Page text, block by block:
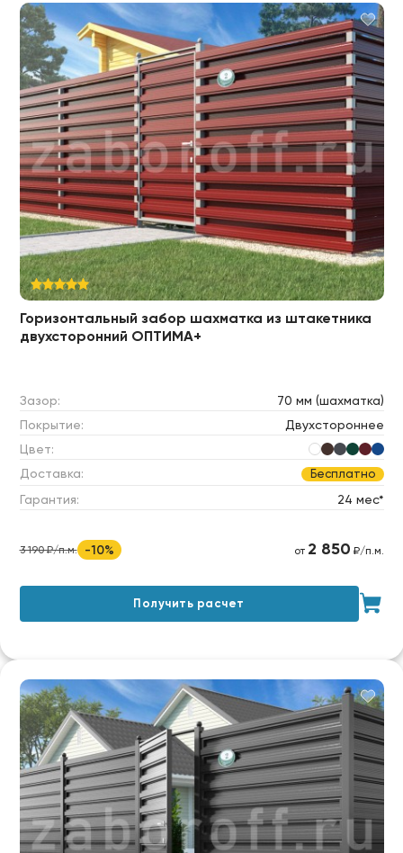
Горизонтальный забор шахматка из штакетника
двухсторонний ОПТИМА+
Зазор:
70 мм (шахматка)
Покрытие:
Двухстороннее
Цвет:
Доставка:
Бесплатно
Гарантия: 24 мес*
3 190 ₽/п.м. -10% от 2 850 ₽/п.м.
Получить расчет